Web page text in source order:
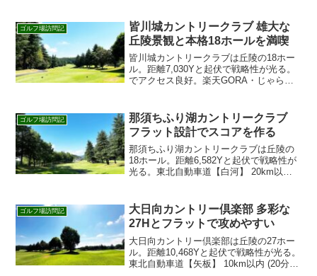
ゴルフ場訪問記
皆川城カントリークラブ 雄大な
丘陵景観と本格18ホールを満喫
皆川城カントリークラブは丘陵の18ホー
ル。距離7,030Yと起伏で戦略性が光る。
でアクセス良好。楽天GORA・じゃらん
ゴルフ場訪問記
那須ちふり湖カントリークラブ
フラット設計でスコアを作る
那須ちふり湖カントリークラブは丘陵の
18ホール。距離6,582Yと起伏で戦略性が
光る。東北自動車道【白河】 20km以内
備と導線で快適プレー。
ゴルフ場訪問記
大日向カントリー倶楽部 多彩な
27Hとフラットで攻めやすい
大日向カントリー倶楽部は丘陵の27ホー
ル。距離10,468Yと起伏で戦略性が光る。
東北自動車道【矢板】 10km以内 (20分)